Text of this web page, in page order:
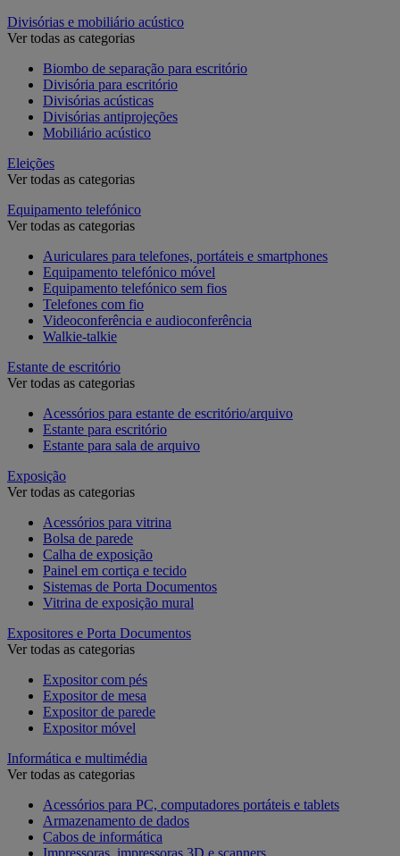
Divisórias e mobiliário acústico
Ver todas as categorias
Biombo de separação para escritório
Divisória para escritório
Divisórias acústicas
Divisórias antiprojeções
Mobiliário acústico
Eleições
Ver todas as categorias
Equipamento telefónico
Ver todas as categorias
Auriculares para telefones, portáteis e smartphones
Equipamento telefónico móvel
Equipamento telefónico sem fios
Telefones com fio
Videoconferência e audioconferência
Walkie-talkie
Estante de escritório
Ver todas as categorias
Acessórios para estante de escritório/arquivo
Estante para escritório
Estante para sala de arquivo
Exposição
Ver todas as categorias
Acessórios para vitrina
Bolsa de parede
Calha de exposição
Painel em cortiça e tecido
Sistemas de Porta Documentos
Vitrina de exposição mural
Expositores e Porta Documentos
Ver todas as categorias
Expositor com pés
Expositor de mesa
Expositor de parede
Expositor móvel
Informática e multimédia
Ver todas as categorias
Acessórios para PC, computadores portáteis e tablets
Armazenamento de dados
Cabos de informática
Impressoras, impressoras 3D e scanners